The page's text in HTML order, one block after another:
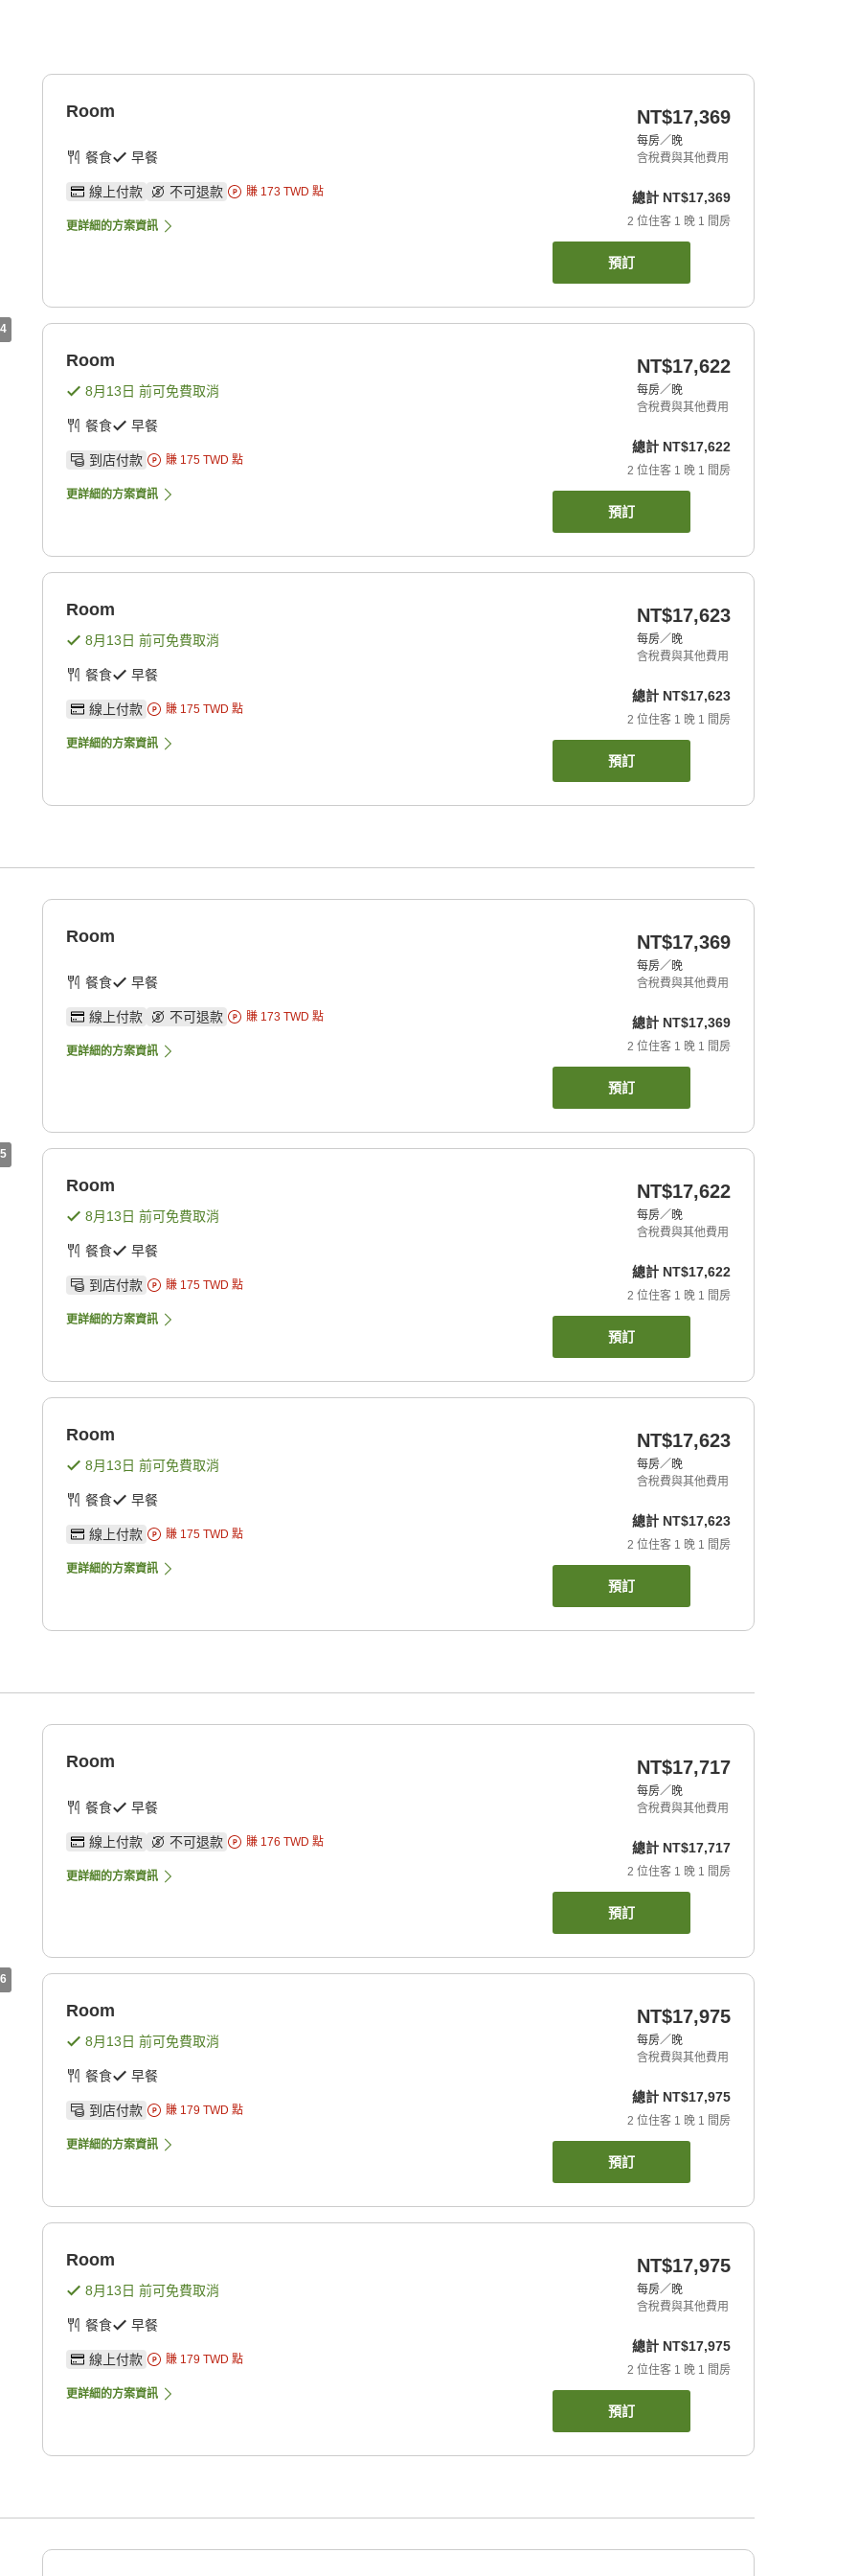
4
Room
餐食 早餐
線上付款 不可退款 賺 173 TWD 點
更詳細的方案資訊
NT$17,369
每房／晚
含稅費與其他費用
總計 NT$17,369
2 位住客 1 晚 1 間房
預訂
Room
8月13日 前可免費取消
餐食 早餐
到店付款 賺 175 TWD 點
更詳細的方案資訊
NT$17,622
每房／晚
含稅費與其他費用
總計 NT$17,622
2 位住客 1 晚 1 間房
預訂
Room
8月13日 前可免費取消
餐食 早餐
線上付款 賺 175 TWD 點
更詳細的方案資訊
NT$17,623
每房／晚
含稅費與其他費用
總計 NT$17,623
2 位住客 1 晚 1 間房
預訂
5
Room
餐食 早餐
線上付款 不可退款 賺 173 TWD 點
更詳細的方案資訊
NT$17,369
每房／晚
含稅費與其他費用
總計 NT$17,369
2 位住客 1 晚 1 間房
預訂
Room
8月13日 前可免費取消
餐食 早餐
到店付款 賺 175 TWD 點
更詳細的方案資訊
NT$17,622
每房／晚
含稅費與其他費用
總計 NT$17,622
2 位住客 1 晚 1 間房
預訂
Room
8月13日 前可免費取消
餐食 早餐
線上付款 賺 175 TWD 點
更詳細的方案資訊
NT$17,623
每房／晚
含稅費與其他費用
總計 NT$17,623
2 位住客 1 晚 1 間房
預訂
6
Room
餐食 早餐
線上付款 不可退款 賺 176 TWD 點
更詳細的方案資訊
NT$17,717
每房／晚
含稅費與其他費用
總計 NT$17,717
2 位住客 1 晚 1 間房
預訂
Room
8月13日 前可免費取消
餐食 早餐
到店付款 賺 179 TWD 點
更詳細的方案資訊
NT$17,975
每房／晚
含稅費與其他費用
總計 NT$17,975
2 位住客 1 晚 1 間房
預訂
Room
8月13日 前可免費取消
餐食 早餐
線上付款 賺 179 TWD 點
更詳細的方案資訊
NT$17,975
每房／晚
含稅費與其他費用
總計 NT$17,975
2 位住客 1 晚 1 間房
預訂